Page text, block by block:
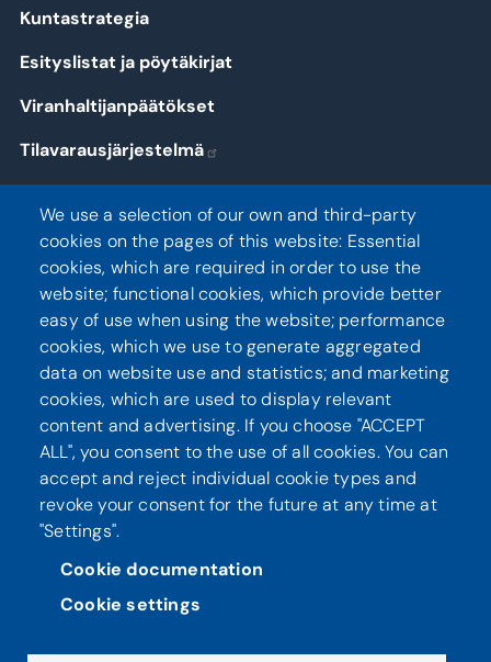
Kuntastrategia
Esityslistat ja pöytäkirjat
Viranhaltijanpäätökset
Tilavarausjärjestelmä
Seuraa meitä
Tietosuoja
We use a selection of our own and third-party
cookies on the pages of this website: Essential
cookies, which are required in order to use the
website; functional cookies, which provide better
easy of use when using the website; performance
cookies, which we use to generate aggregated
data on website use and statistics; and marketing
cookies, which are used to display relevant
content and advertising. If you choose "ACCEPT
ALL", you consent to the use of all cookies. You can
accept and reject individual cookie types and
revoke your consent for the future at any time at
"Settings".
Cookie documentation
Cookie settings